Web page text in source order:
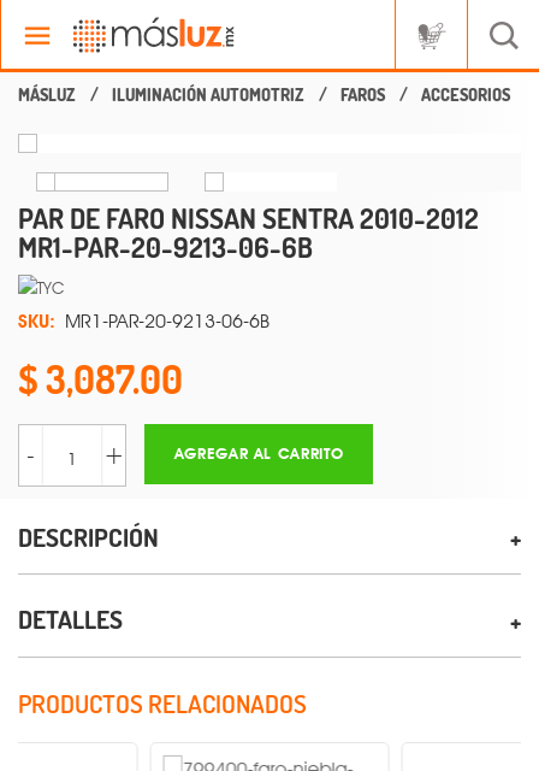
ILUMINACIÓN AUTOMOTRIZ FAROS ACCESORIOS
PAR DE FARO NISSAN SENTRA 2010-2012
MR1-PAR-20-9213-06-6B
SKU: MR1-PAR-20-9213-06-6B
3,087.00
- + AGREGAR AL CARRITO
DESCRIPCIÓN
DETALLES
PRODUCTOS RELACIONADOS